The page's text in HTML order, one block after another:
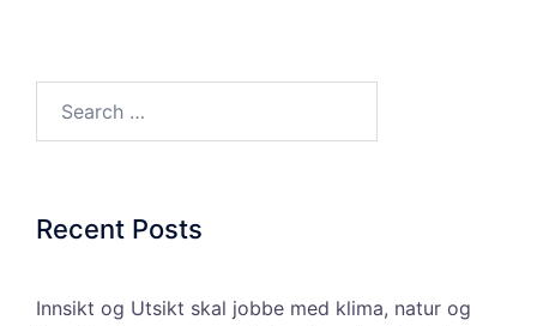
Recent Posts
Innsikt og Utsikt skal jobbe med klima, natur og